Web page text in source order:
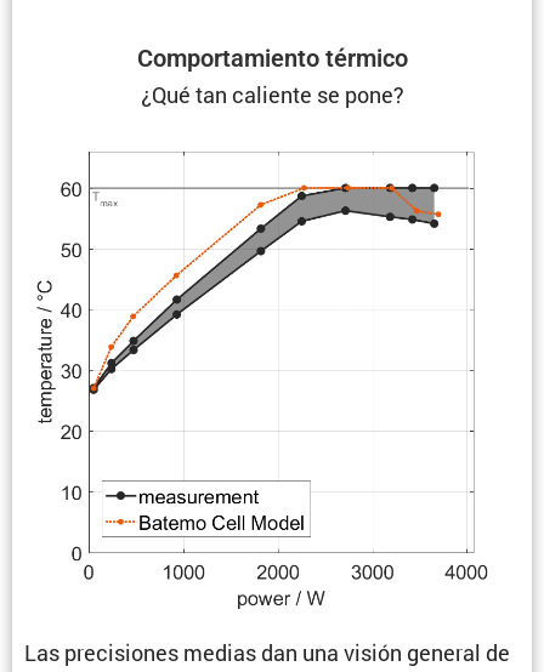
Compor­ta­miento térmico
¿Qué tan caliente se pone?
Las preci­siones medias dan una visión general de